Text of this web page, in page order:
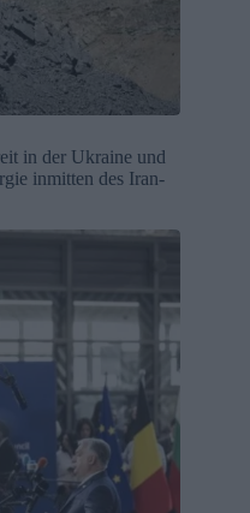
in der Ukraine und
inmitten des Iran-